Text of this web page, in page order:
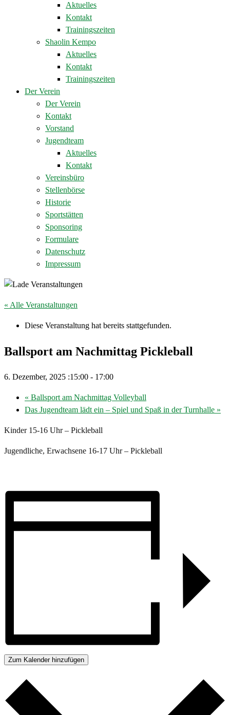
Aktuelles
Kontakt
Trainingszeiten
Shaolin Kempo
Aktuelles
Kontakt
Trainingszeiten
Der Verein
Der Verein
Kontakt
Vorstand
Jugendteam
Aktuelles
Kontakt
Vereinsbüro
Stellenbörse
Historie
Sportstätten
Sponsoring
Formulare
Datenschutz
Impressum
« Alle Veranstaltungen
Diese Veranstaltung hat bereits stattgefunden.
Ballsport am Nachmittag Pickleball
6. Dezember, 2025 :15:00 - 17:00
« Ballsport am Nachmittag Volleyball
Das Jugendteam lädt ein – Spiel und Spaß in der Turnhalle »
Kinder 15-16 Uhr – Pickleball
Jugendliche, Erwachsene 16-17 Uhr – Pickleball
Zum Kalender hinzufügen